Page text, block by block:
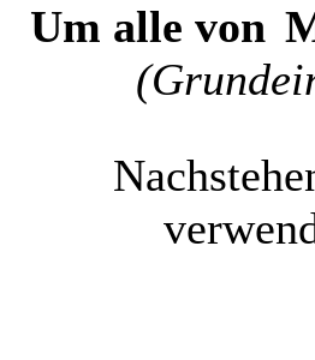
Um alle von